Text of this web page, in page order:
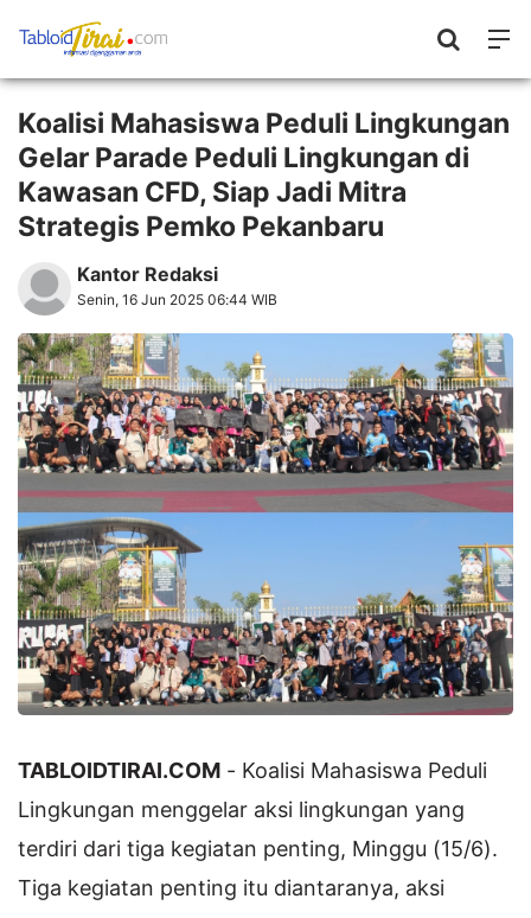
Koalisi Mahasiswa Peduli Lingkungan
Gelar Parade Peduli Lingkungan di
Kawasan CFD, Siap Jadi Mitra
Strategis Pemko Pekanbaru
Kantor Redaksi
Senin, 16 Jun 2025 06:44 WIB
TABLOIDTIRAI.COM - Koalisi Mahasiswa Peduli
Lingkungan menggelar aksi lingkungan yang
terdiri dari tiga kegiatan penting, Minggu (15/6).
Tiga kegiatan penting itu diantaranya, aksi